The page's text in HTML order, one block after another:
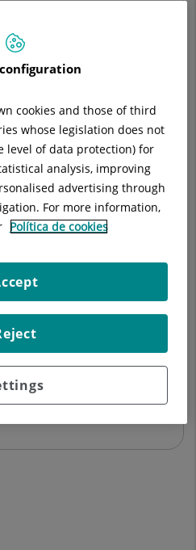
NUCLEAR
Cor
cookies and those of third
whose legislation does not
level of data protection) for
analysis, improving
advertising through
For more information,
Política de cookies